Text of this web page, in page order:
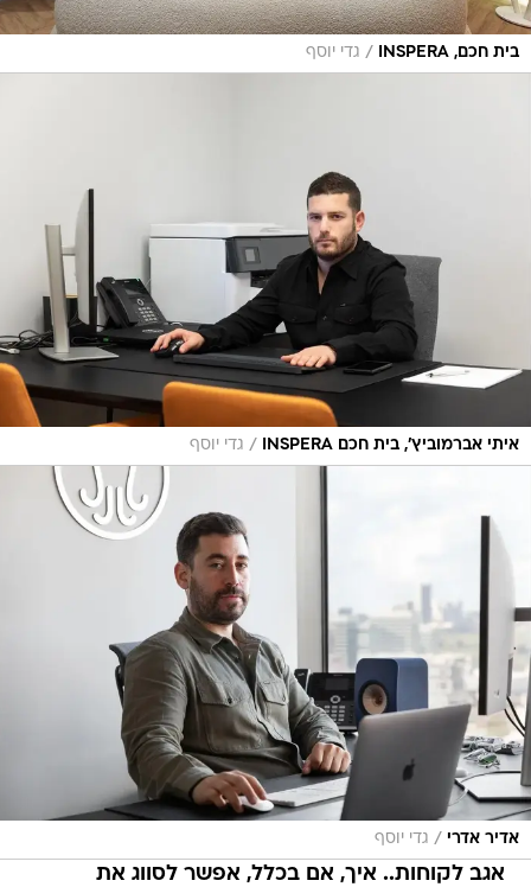
בית חכם, INSPERA / גדי יוסף
איתי אברמוביץ', בית חכם INSPERA / גדי יוסף
אדיר אדרי / גדי יוסף
אגב לקוחות.. איך, אם בכלל, אפשר לסווג את